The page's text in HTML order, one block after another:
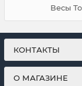
Весы
КОНТАКТЫ
О МАГАЗИНЕ